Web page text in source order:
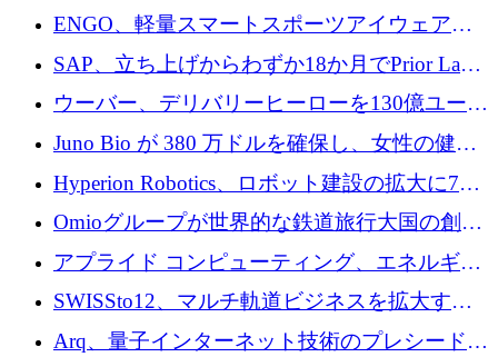
ットフォームを拡大するために 300 万ユーロ
のプレシードをクローズ
ENGO、軽量スマートスポーツアイウェアの
進歩のために510万ユーロを調達
SAP、立ち上げからわずか18か月でPrior Labs
を10億ユーロ以上の契約で買収
ウーバー、デリバリーヒーローを130億ユーロ
の契約で買収、99か国にまたがるプラットフ
ォームを構築
Juno Bio が 380 万ドルを確保し、女性の健康
専用の初のシーケンスラボを開設
Hyperion Robotics、ロボット建設の拡大に740
万ドルを確保
Omioグループが世界的な鉄道旅行大国の創設
を目指してRail Europeを買収
アプライド コンピューティング、エネルギー
向け基盤 AI の拡張に 2,000 万ドルを調達
SWISSto12、マルチ軌道ビジネスを拡大する
ためにシリーズCで7,000万ドルを調達
Arq、量子インターネット技術のプレシードと